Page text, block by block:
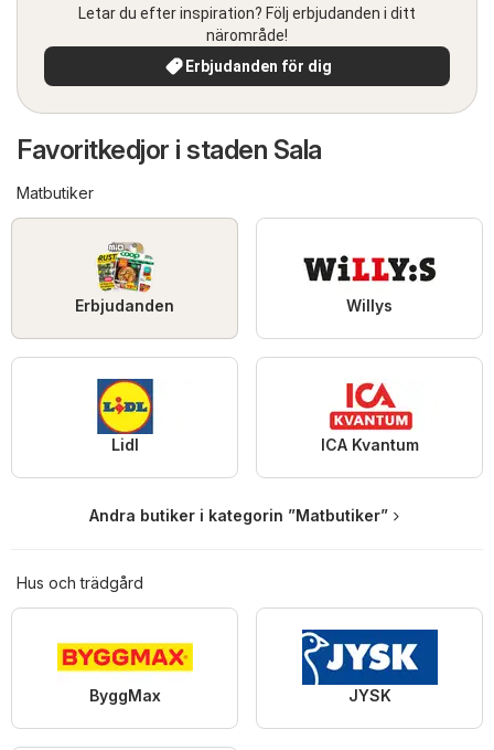
Letar du efter inspiration? Följ erbjudanden i ditt
närområde!
Erbjudanden för dig
Favoritkedjor i staden Sala
Matbutiker
Erbjudanden Willys
Lidl ICA Kvantum
Andra butiker i kategorin ”Matbutiker”
Hus och trädgård
ByggMax JYSK